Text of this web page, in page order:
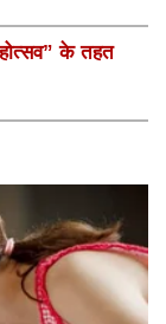
के तहत